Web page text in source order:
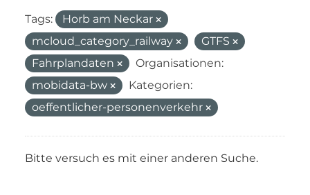
Tags:
Horb am Neckar
mcloud_category_railway
GTFS
Fahrplandaten
Organisationen:
mobidata-bw
Kategorien:
oeffentlicher-personenverkehr
Bitte versuch es mit einer anderen Suche.